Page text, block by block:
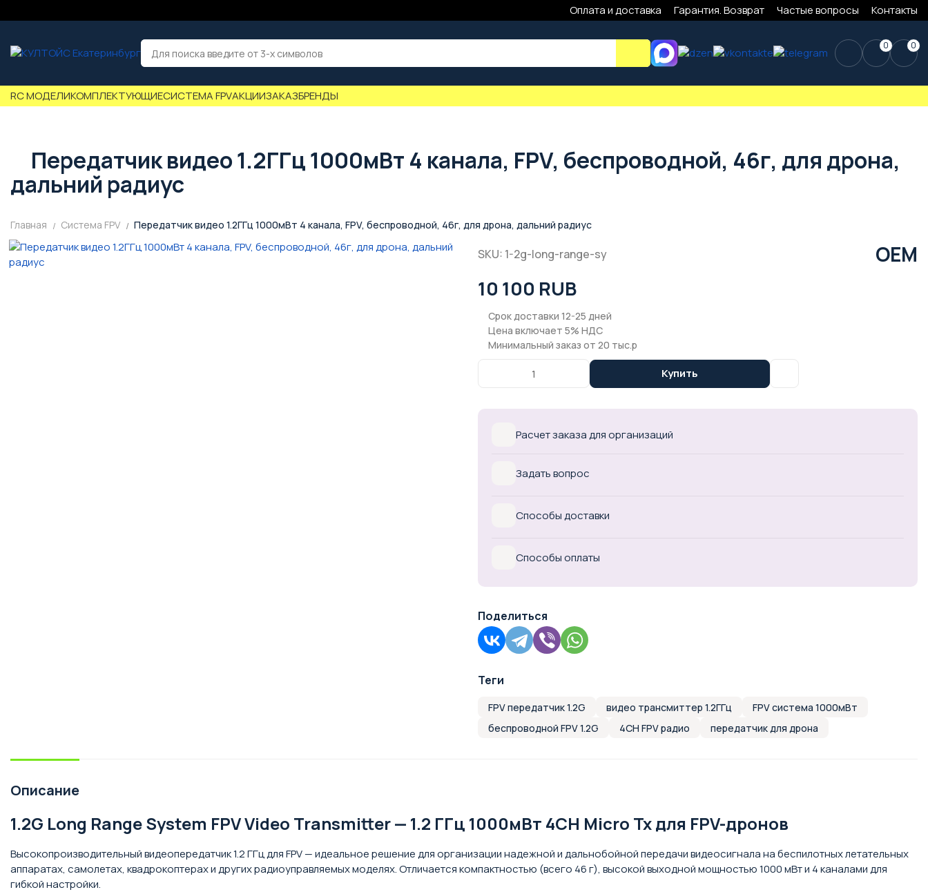
Оплата и доставка Гарантия. Возврат Частые вопросы Контакты
0 0
RC МОДЕЛИКОМПЛЕКТУЮЩИЕСИСТЕМА FPVАКЦИИЗАКАЗБРЕНДЫ
Передатчик видео 1.2ГГц 1000мВт 4 канала, FPV, беспроводной, 46г, для дрона,
дальний радиус
Главная Система FPV Передатчик видео 1.2ГГц 1000мВт 4 канала, FPV, беспроводной, 46г, для дрона, дальний радиус
SKU: 1-2g-long-range-sy OEM
10 100 RUB
Срок доставки 12-25 дней
Цена включает 5% НДС
Минимальный заказ от 20 тыс.р
Купить
Расчет заказа для организаций
Задать вопрос
Способы доставки
Способы оплаты
Поделиться
Теги
FPV передатчик 1.2G видео трансмиттер 1.2ГГц
FPV система 1000мВт
беспроводной FPV 1.2G
4CH FPV радио передатчик для дрона
Описание
1.2G Long Range System FPV Video Transmitter — 1.2 ГГц 1000мВт 4CH Micro Tx для FPV-дронов
Высокопроизводительный видеопередатчик 1.2 ГГц для FPV — идеальное решение для организации надежной и дальнобойной передачи видеосигнала на беспилотных летательных
аппаратах, самолетах, квадрокоптерах и других радиоуправляемых моделях. Отличается компактностью (всего 46 г), высокой выходной мощностью 1000 мВт и 4 каналами для
гибкой настройки.